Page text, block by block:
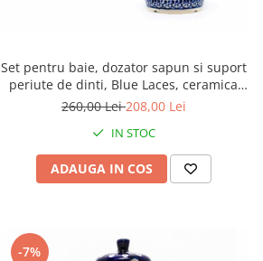
Set pentru baie, dozator sapun si suport
periute de dinti, Blue Laces, ceramica
smaltuita, pictata manual
260,00 Lei208,00 Lei
IN STOC
ADAUGA IN COS
-7%